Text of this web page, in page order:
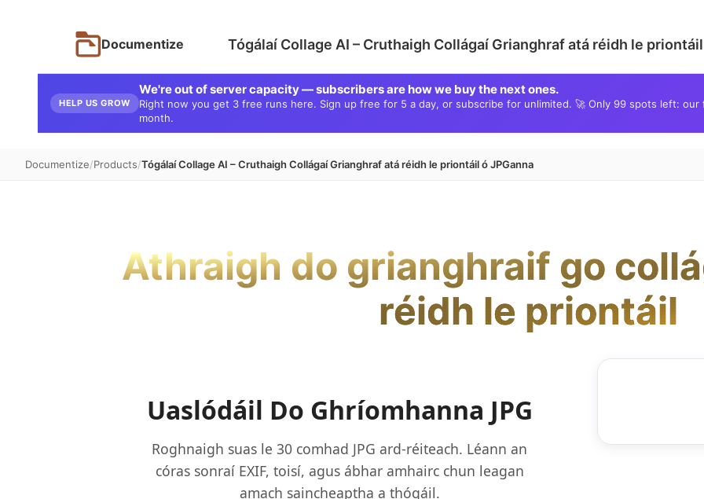
Documentize Tógálaí Collage AI – Cruthaigh Collágaí Grianghraf atá réidh le
HELP US GROW
We're out of server capacity — subscribers are how we buy the next ones.
Right now you get 3 free runs here. Sign up free for 5 a day, or subscribe for unlimited. 🚀 Only 99 spots left:
month.
Documentize Products Tógálaí Collage AI – Cruthaigh Collágaí Grianghraf atá réidh le priontáil ó JPGanna
Athraigh do grianghraif go
réidh le priontáil
Uaslódáil Do Ghríomhanna JPG
Roghnaigh suas le 30 comhad JPG ard-réiteach. Léann an
córas sonraí EXIF, toisí, agus ábhar amhairc chun leagan
amach saincheaptha a thógáil.